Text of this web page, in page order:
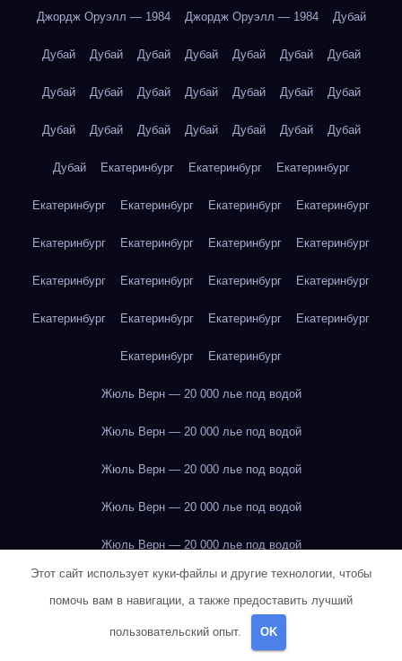
Джордж Оруэлл — 1984 Джордж Оруэлл — 1984 Дубай
Дубай Дубай Дубай Дубай Дубай Дубай Дубай
Дубай Дубай Дубай Дубай Дубай Дубай Дубай
Дубай Дубай Дубай Дубай Дубай Дубай Дубай
Дубай Екатеринбург Екатеринбург Екатеринбург
Екатеринбург Екатеринбург Екатеринбург Екатеринбург
Екатеринбург Екатеринбург Екатеринбург Екатеринбург
Екатеринбург Екатеринбург Екатеринбург Екатеринбург
Екатеринбург Екатеринбург Екатеринбург Екатеринбург
Екатеринбург Екатеринбург
Жюль Верн — 20 000 лье под водой
Жюль Верн — 20 000 лье под водой
Жюль Верн — 20 000 лье под водой
Жюль Верн — 20 000 лье под водой
Жюль Верн — 20 000 лье под водой
Жюль Верн — 20 000 лье под водой
Жюль Верн — 20 000 лье под водой
Этот сайт использует куки-файлы и другие технологии, чтобы
помочь вам в навигации, а также предоставить лучший
пользовательский опыт. OK